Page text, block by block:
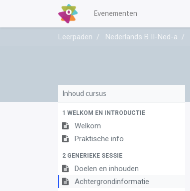
Evenementen
Leerpaden Nederlands B II-Ned-a
Inhoud cursus
1 WELKOM EN INTRODUCTIE
Welkom
Praktische info
2 GENERIEKE SESSIE
Doelen en inhouden
Achtergrondinformatie